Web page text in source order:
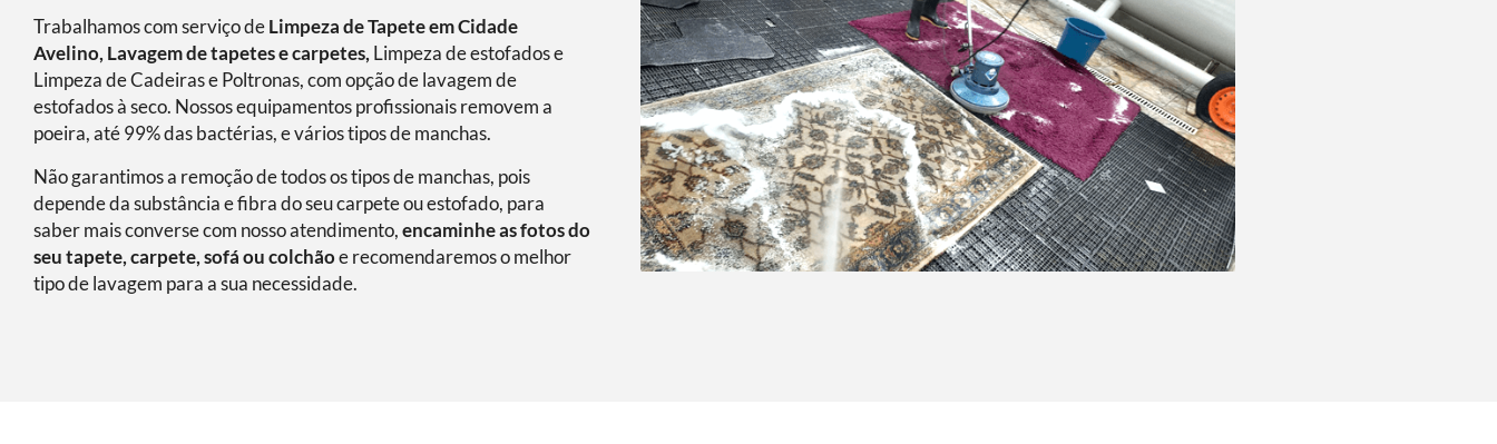
Trabalhamos com serviço de Limpeza de Tapete em Cidade
Avelino, Lavagem de tapetes e carpetes, Limpeza de estofados e
Limpeza de Cadeiras e Poltronas, com opção de lavagem de
estofados à seco. Nossos equipamentos profissionais removem a
poeira, até 99% das bactérias, e vários tipos de manchas.
Não garantimos a remoção de todos os tipos de manchas, pois
depende da substância e fibra do seu carpete ou estofado, para
saber mais converse com nosso atendimento, encaminhe as fotos do
seu tapete, carpete, sofá ou colchãoe recomendaremos o melhor
tipo de lavagem para a sua necessidade.